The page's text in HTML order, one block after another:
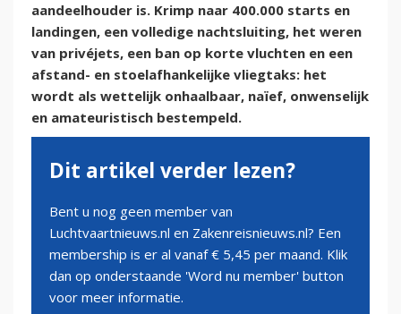
aandeelhouder is. Krimp naar 400.000 starts en
landingen, een volledige nachtsluiting, het weren
van privéjets, een ban op korte vluchten en een
afstand- en stoelafhankelijke vliegtaks: het
wordt als wettelijk onhaalbaar, naïef, onwenselijk
en amateuristisch bestempeld.
Dit artikel verder lezen?
Bent u nog geen member van
Luchtvaartnieuws.nl en Zakenreisnieuws.nl? Een
membership is er al vanaf € 5,45 per maand. Klik
dan op onderstaande 'Word nu member' button
voor meer informatie.